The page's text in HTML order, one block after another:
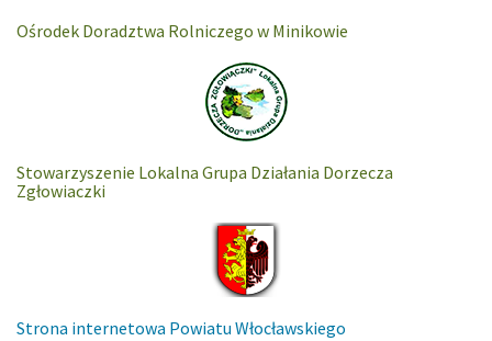
Ośrodek Doradztwa Rolniczego w Minikowie
Stowarzyszenie Lokalna Grupa Działania Dorzecza
Zgłowiaczki
Strona internetowa Powiatu Włocławskiego